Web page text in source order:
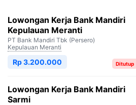
Lowongan Kerja Bank Mandiri
Kepulauan Meranti
PT Bank Mandiri Tbk (Persero)
Kepulauan Meranti
Ditutup
Rp 3.200.000
Lowongan Kerja Bank Mandiri
Sarmi